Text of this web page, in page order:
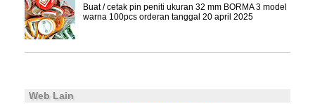
Buat / cetak pin peniti ukuran 32 mm BORMA 3 model
warna 100pcs orderan tanggal 20 april 2025
Web Lain